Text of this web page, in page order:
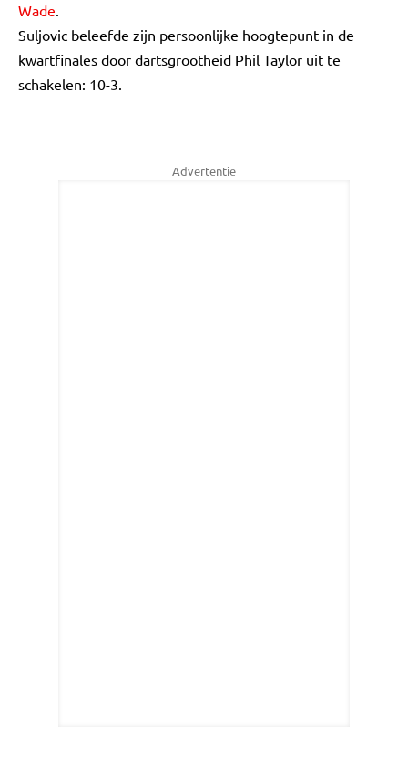
Wade.
Suljovic beleefde zijn persoonlijke hoogtepunt in de
kwartfinales door dartsgrootheid Phil Taylor uit te
schakelen: 10-3.
Advertentie